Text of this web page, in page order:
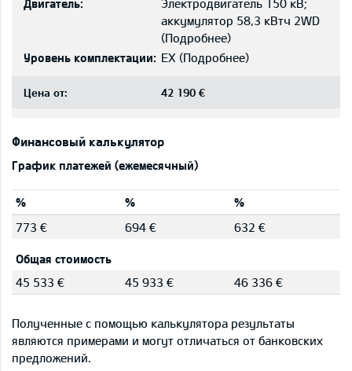
Двигатель:
Электродвигатель 150 кВ;
aккумулятор 58,3 кВтч 2WD
(Подробнее)
Уровень комплектации: EX (Подробнее)
Цена от: 42 190 €
Финансовый калькулятор
График платежей (ежемесячный)
% %
%
773 €
694 € 632 €
Общая стоимость
45 533 €
45 933 € 46 336 €
Полученные с помощью калькулятора результаты
являются примерами и могут отличаться от банковских
предложений.